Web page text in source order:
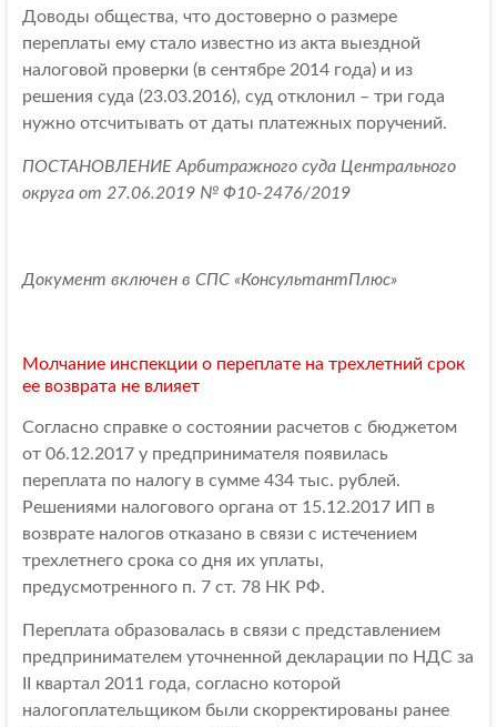
Доводы общества, что достоверно о размере
переплаты ему стало известно из акта выездной
налоговой проверки (в сентябре 2014 года) и из
решения суда (23.03.2016), суд отклонил – три года
нужно отсчитывать от даты платежных поручений.
ПОСТАНОВЛЕНИЕ Арбитражного суда Центрального
округа от 27.06.2019 № Ф10-2476/2019
Документ включен в СПС «КонсультантПлюс»
Молчание инспекции о переплате на трехлетний срок
ее возврата не влияет
Согласно справке о состоянии расчетов с бюджетом
от 06.12.2017 у предпринимателя появилась
переплата по налогу в сумме 434 тыс. рублей.
Решениями налогового органа от 15.12.2017 ИП в
возврате налогов отказано в связи с истечением
трехлетнего срока со дня их уплаты,
предусмотренного п. 7 ст. 78 НК РФ.
Переплата образовалась в связи с представлением
предпринимателем уточненной декларации по НДС за
II квартал 2011 года, согласно которой
налогоплательщиком были скорректированы ранее